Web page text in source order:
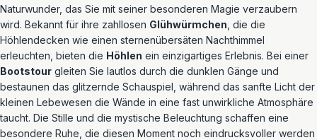
Naturwunder, das Sie mit seiner besonderen Magie verzaubern
wird. Bekannt für ihre zahllosen Glühwürmchen , die die
Höhlendecken wie einen sternenübersäten Nachthimmel
erleuchten, bieten die Höhlen ein einzigartiges Erlebnis. Bei einer
Bootstour gleiten Sie lautlos durch die dunklen Gänge und
bestaunen das glitzernde Schauspiel, während das sanfte Licht der
kleinen Lebewesen die Wände in eine fast unwirkliche Atmosphäre
taucht. Die Stille und die mystische Beleuchtung schaffen eine
besondere Ruhe, die diesen Moment noch eindrucksvoller werden